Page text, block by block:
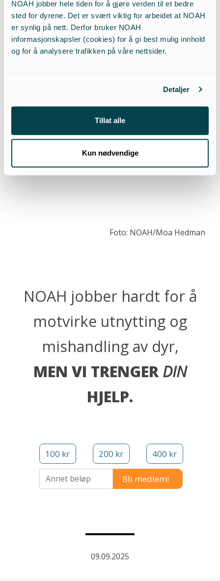
NOAH jobber hele tiden for å gjøre verden til et bedre
sted for dyrene. Det er svært viktig for arbeidet at NOAH
er synlig på nett. Derfor bruker NOAH
informasjonskapsler (cookies) for å gi best mulig innhold
og for å analysere trafikken på våre nettsider.
Detaljer
Tillat alle
Kun nødvendige
Dyreplageri er ikke «tradisjon» – det er på tide å
verne sjøpattedyrene. Kun 12% av APs velgere er
for subsidiene som staten gir til selfangsten. Et
klart flertall av velgerne til SV, Rødt og MDG ønsker
Foto: NOAH/Moa Hedman
NOAH jobber hardt for å
motvirke utnytting og
mishandling av dyr,
MEN VI TRENGERDIN
HJELP.
100 kr 200 kr 400 kr
Annet beløp
09.09.2025